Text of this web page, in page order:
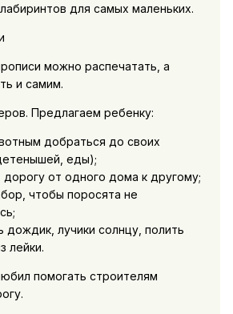
для самых маленьких.
можно распечатать, а
и самим.
Предлагаем ребенку:
добраться до своих
еды);
от одного дома к другому;
чтобы поросята не
дождик, лучики солнцу, полить
лейки.
помогать строителям